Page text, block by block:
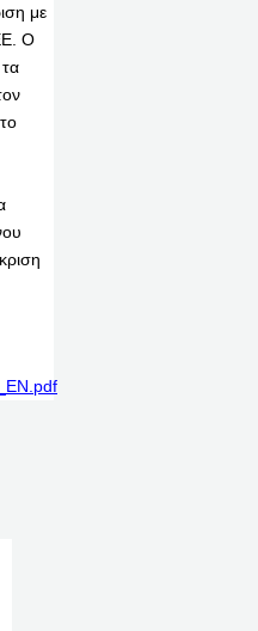
με
Ο